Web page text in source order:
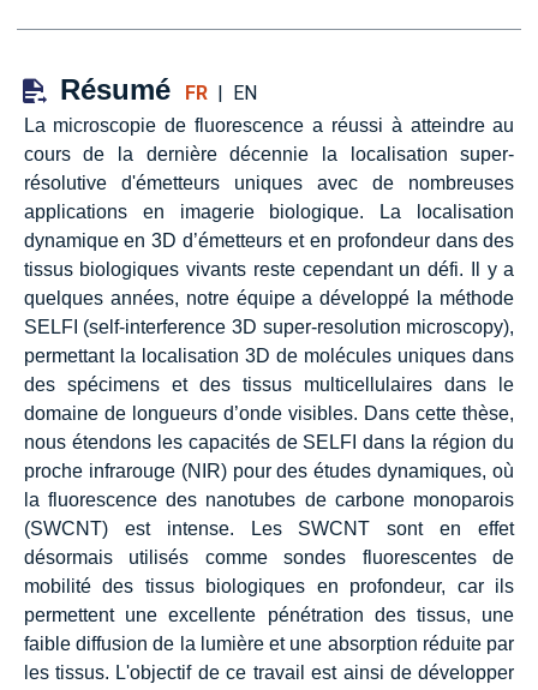
Résumé FR| EN
La microscopie de fluorescence a réussi à atteindre au
cours de la dernière décennie la localisation super-
résolutive d'émetteurs uniques avec de nombreuses
applications en imagerie biologique. La localisation
dynamique en 3D d’émetteurs et en profondeur dans des
tissus biologiques vivants reste cependant un défi. Il y a
quelques années, notre équipe a développé la méthode
SELFI (self-interference 3D super-resolution microscopy),
permettant la localisation 3D de molécules uniques dans
des spécimens et des tissus multicellulaires dans le
domaine de longueurs d’onde visibles. Dans cette thèse,
nous étendons les capacités de SELFI dans la région du
proche infrarouge (NIR) pour des études dynamiques, où
la fluorescence des nanotubes de carbone monoparois
(SWCNT) est intense. Les SWCNT sont en effet
désormais utilisés comme sondes fluorescentes de
mobilité des tissus biologiques en profondeur, car ils
permettent une excellente pénétration des tissus, une
faible diffusion de la lumière et une absorption réduite par
les tissus. L'objectif de ce travail est ainsi de développer